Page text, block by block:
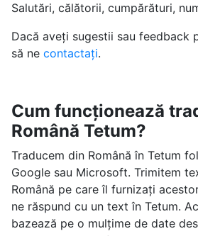
Salutări, călătorii, cumpărături,
Dacă aveți sugestii sau feedback
să ne contactați.
Cum funcționează
Română Tetum?
Traducem din Română în Tetum
Google sau Microsoft. Trimitem
Română pe care îl furnizați
ne răspund cu un text în Tetum.
bazează pe o mulțime de date